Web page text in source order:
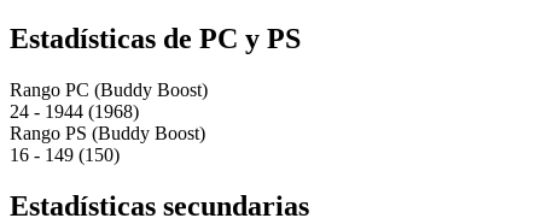
Estadísticas de PC y PS
Rango PC (Buddy Boost)
24 - 1944 (1968)
Rango PS (Buddy Boost)
16 - 149 (150)
Estadísticas secundarias